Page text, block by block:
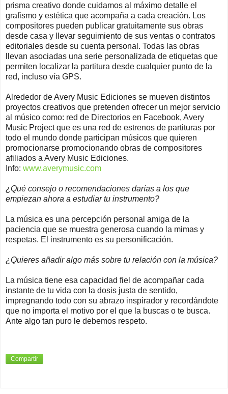
prisma creativo donde cuidamos al máximo detalle el
grafismo y estética que acompaña a cada creación. Los
compositores pueden publicar gratuitamente sus obras
desde casa y llevar seguimiento de sus ventas o contratos
editoriales desde su cuenta personal. Todas las obras
llevan asociadas una serie personalizada de etiquetas que
permiten localizar la partitura desde cualquier punto de la
red, incluso vía GPS.
Alrededor de Avery Music Ediciones se mueven distintos
proyectos creativos que pretenden ofrecer un mejor servicio
al músico como: red de Directorios en Facebook, Avery
Music Project que es una red de estrenos de partituras por
todo el mundo donde participan músicos que quieren
promocionarse promocionando obras de compositores
afiliados a Avery Music Ediciones.
Info: www.averymusic.com
¿Qué consejo o recomendaciones darías a los que
empiezan ahora a estudiar tu instrumento?
La música es una percepción personal amiga de la
paciencia que se muestra generosa cuando la mimas y
respetas. El instrumento es su personificación.
¿Quieres añadir algo más sobre tu relación con la música?
La música tiene esa capacidad fiel de acompañar cada
instante de tu vida con la dosis justa de sentido,
impregnando todo con su abrazo inspirador y recordándote
que no importa el motivo por el que la buscas o te busca.
Ante algo tan puro le debemos respeto.
Compartir